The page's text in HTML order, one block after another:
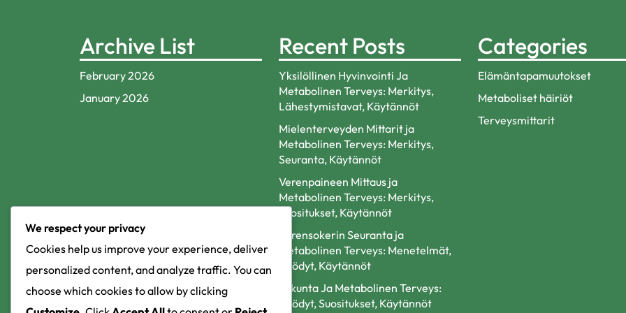
Archive List
February 2026
January 2026
Recent Posts
Yksilöllinen Hyvinvointi Ja
Metabolinen Terveys: Merkitys,
Lähestymistavat, Käytännöt
Mielenterveyden Mittarit ja
Metabolinen Terveys: Merkitys,
Seuranta, Käytännöt
Verenpaineen Mittaus ja
Metabolinen Terveys: Merkitys,
Suositukset, Käytännöt
Verensokerin Seuranta ja
Metabolinen Terveys: Menetelmät,
Hyödyt, Käytännöt
Liikunta Ja Metabolinen Terveys:
Hyödyt, Suositukset, Käytännöt
Categories
Elämäntapamuutokset
Metaboliset häiriöt
Terveysmittarit
We respect your privacy
Cookies help us improve your experience, deliver
personalized content, and analyze traffic. You can
choose which cookies to allow by clicking